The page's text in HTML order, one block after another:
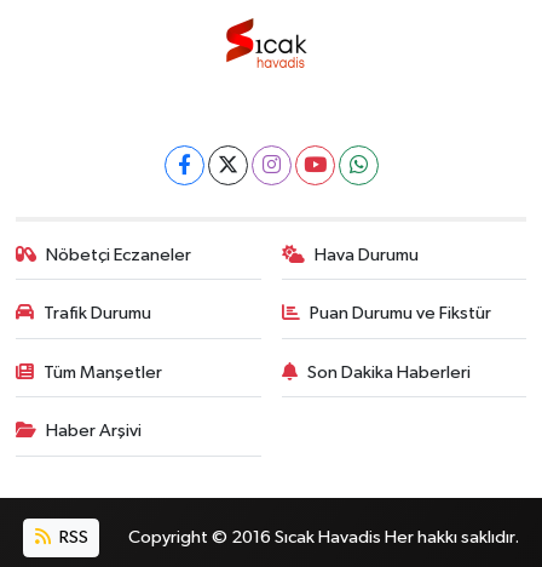
Nöbetçi Eczaneler Hava Durumu
Trafik Durumu Puan Durumu ve Fikstür
Tüm Manşetler Son Dakika Haberleri
Haber Arşivi
RSS Copyright © 2016 Sıcak Havadis Her hakkı saklıdır.